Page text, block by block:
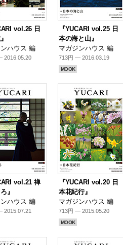
vol.26 日
ハウス 編
2016.05.20
『YUCARI vol.25 日
本の海と山』
マガジンハウス 編
713円 — 2016.03.19
MOOK
vol.21 禅
』
ハウス 編
2015.07.21
『YUCARI vol.20 日
本花紀行』
マガジンハウス 編
713円 — 2015.05.20
MOOK